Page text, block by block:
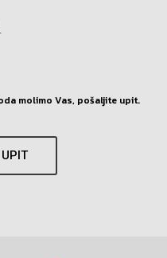
molimo Vas, pošaljite upit.